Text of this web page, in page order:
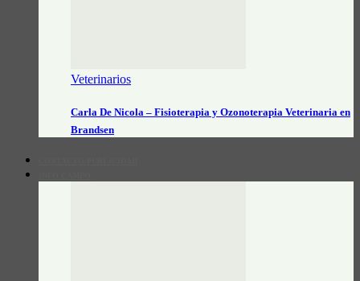
Veterinarios
Carla De Nicola – Fisioterapia y Ozonoterapia Veterinaria en
Brandsen